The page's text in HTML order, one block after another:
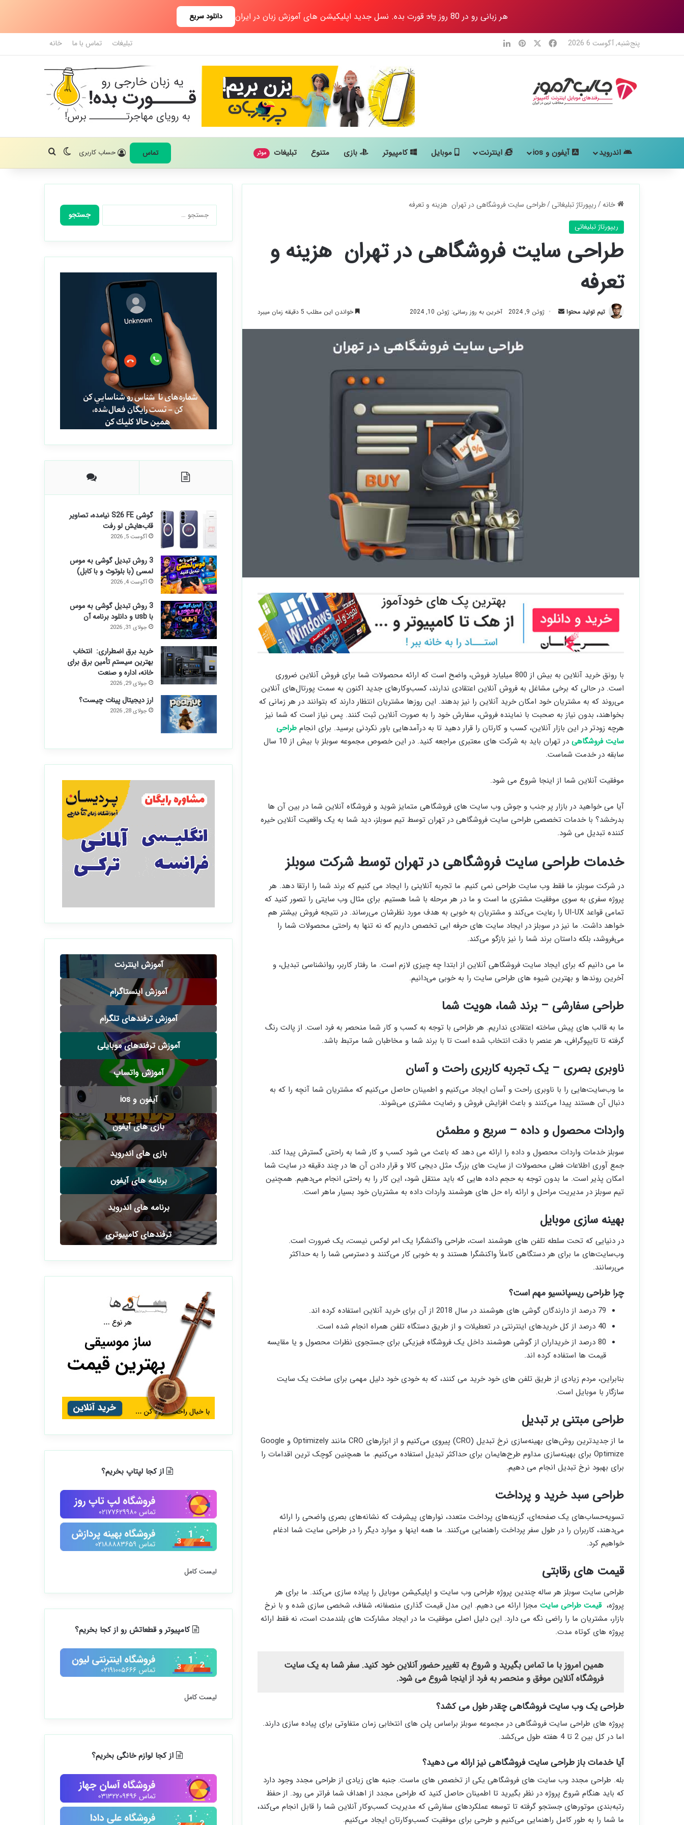
هر زبانی رو در 80 روز یادقورت بده. نسل جدید اپلیکیشن های آموزش زبان در ایران دانلود سریع
پنج‌شنبه, آگوست 6 2026 فیس بوک‫پین‌ترست
لینکدین تبلیغات تماس با ما خانه
اندروید آیفون و ios اینترنت موبایل کامپیوتر بازی متنوع تبلیغات موثر تماس حساب کاربری تغییر پوسته
جستجو برای
خانه/ریپورتاژ تبلیغاتی/طراحی سایت فروشگاهی در تهران ️ هزینه و تعرفه
ریپورتاژ تبلیغاتی
طراحی سایت فروشگاهی در تهران ️ هزینه و
تعرفه
تیم تولید محتوا
ارسال ژوئن 9, 2024 آخرین به روز رسانی: ژوئن 10, 2024 خواندن این مطلب 5 دقیقه زمان میبرد
با رونق خرید آنلاین به بیش از 800 میلیارد فروش، واضح است که ارائه محصولات شما برای فروش آنلاین ضروری
است. در حالی که برخی مشاغل به فروش آنلاین اعتقادی ندارند، کسب‌وکارهای جدید اکنون به سمت پورتال‌های آنلاین
می‌روند که به مشتریان خود امکان خرید آنلاین را نیز بدهند. این روزها مشتریان انتظار دارند که بتوانند در هر زمانی که
بخواهند، بدون نیاز به صحبت با نماینده فروش، سفارش خود را به صورت آنلاین ثبت کنند. پس نیاز است که شما نیز
هرچه زودتر در این بازار آنلاین، کسب و کارتان را قرار دهید تا به درآمدهایی باور نکردنی برسید. برای انجام طراحی
سایت فروشگاهی
در تهران باید به شرکت های معتبری مراجعه کنید. در این خصوص مجموعه سوبلز با بیش از 10 سال
سابقه در خدمت شماست.
موفقیت آنلاین شما از اینجا شروع می شود.
آیا می خواهید در بازار پر جنب و جوش وب سایت های فروشگاهی متمایز شوید و فروشگاه آنلاین شما در بین آن ها
بدرخشد؟ با خدمات تخصصی طراحی سایت فروشگاهی در تهران توسط تیم سوبلز، دید شما به یک واقعیت آنلاین خیره
کننده تبدیل می شود.
خدمات طراحی سایت فروشگاهی در تهران توسط شرکت سوبلز
در شرکت سوبلز، ما فقط وب سایت طراحی نمی کنیم. ما تجربه آنلاینی را ایجاد می کنیم که برند شما را ارتقا دهد. هر
پروژه سفری به سوی موفقیت مشتری ما است و ما در هر مرحله با شما هستیم. برای مثال وب سایتی را تصور کنید که
تمامی قواعد UI-UX را رعایت می‌کند و مشتریان به خوبی به هدف مورد نظرشان می‌رساند. در نتیجه فروش بیشتر هم
خواهد داشت. ما نیز در سوبلز در ایجاد سایت های حرفه ایی تخصص داریم که نه تنها به راحتی محصولات شما را
می‌فروشد، بلکه داستان برند شما را نیز بازگو می‌کند.
ما می دانیم که برای ایجاد سایت فروشگاهی آنلاین از ابتدا چه چیزی لازم است. ما رفتار کاربر، روانشناسی تبدیل، و
آخرین روندها و بهترین شیوه های طراحی سایت را به خوبی می‌دانیم.
طراحی سفارشی – برند شما، هویت شما
ما به قالب های پیش ساخته اعتقادی نداریم. هر طراحی با توجه به کسب و کار شما منحصر به فرد است. از پالت رنگ
گرفته تا تایپوگرافی، هر عنصر با دقت انتخاب شده است تا با برند شما و مخاطبان شما مرتبط باشد.
ناوبری بصری – یک تجربه کاربری راحت و آسان
ما وب‌سایت‌هایی را با ناوبری راحت و آسان ایجاد می‌کنیم و اطمینان حاصل می‌کنیم که مشتریان شما آنچه را که به
دنبال آن هستند پیدا می‌کنند و باعث افزایش فروش و رضایت مشتری می‌شوند.
واردات محصول و داده – سریع و مطمئن
سوبلز خدمات واردات محصول و داده را ارائه می دهد که باعث می شود کسب و کار شما به راحتی گسترش پیدا کند.
جمع آوری اطلاعات فعلی محصولات از سایت های بزرگ مثل دیجی کالا و قرار دادن آن ها در چند دقیقه در سایت شما
امکان پذیر است. ما بدون توجه به حجم داده هایی که باید منتقل شود، این کار را به راحتی انجام می‌دهیم. همچنین
تیم سوبلز در مدیریت مراحل و ارائه راه حل های هوشمند واردات داده به مشتریان خود بسیار ماهر است.
بهینه سازی موبایل
در دنیایی که تحت سلطه تلفن های هوشمند است، طراحی واکنشگرا یک امر لوکس نیست، یک ضرورت است.
وب‌سایت‌های ما برای هر دستگاهی کاملاً واکنشگرا هستند و به خوبی کار می‌کنند و دسترسی شما را به حداکثر
می‌رسانند.
چرا طراحی ریسپانسیو مهم است؟
79 درصد از دارندگان گوشی های هوشمند در سال 2018 از آن برای خرید آنلاین استفاده کرده اند.
40 درصد از کل خریدهای اینترنتی در تعطیلات و از طریق دستگاه تلفن همراه انجام شده است.
80 درصد از خریداران از گوشی هوشمند داخل یک فروشگاه فیزیکی برای جستجوی نظرات محصول و یا مقایسه
قیمت ها استفاده کرده اند.
بنابراین، مردم زیادی از طریق تلفن های خود خرید می کنند، که به خودی خود دلیل مهمی برای ساخت یک سایت
سازگار با موبایل است.
طراحی مبتنی بر تبدیل
ما از جدیدترین روش‌های بهینه‌سازی نرخ تبدیل (CRO) پیروی می‌کنیم و از ابزارهای CRO مانند Optimizely و Google
Optimize برای بهینه‌سازی مداوم طرح‌هایمان برای حداکثر تبدیل استفاده می‌کنیم. ما همچنین کوچک ترین اقدامات را
برای بهبود نرخ تبدیل انجام می دهیم.
طراحی سبد خرید و پرداخت
تسویه‌حساب‌های یک صفحه‌ای، گزینه‌های پرداخت متعدد، نوارهای پیشرفت که نشانه‌های بصری واضحی را ارائه
می‌دهند، کاربران را در طول سفر پرداخت راهنمایی می‌کنند. ما همه اینها و موارد دیگر را در طراحی سایت شما ادغام
خواهیم کرد.
قیمت های رقابتی
طراحی سایت سوبلز هر ساله چندین پروژه طراحی وب سایت و اپلیکیشن موبایل را پیاده سازی می‌کند. ما برای هر
پروژه،قیمت طراحی سایت مجزا ارائه می دهیم. این مدل قیمت گذاری منصفانه، شفاف، شخصی سازی شده و با نرخ
بازار، مشتریان ما را راضی نگه می دارد. این دلیل اصلی موفقیت ما در ایجاد مشارکت های بلندمدت است، نه فقط ارائه
پروژه های کوتاه مدت.
همین امروز با ما تماس بگیرید و شروع به تغییر حضور آنلاین خود کنید. سفر شما به یک سایت
فروشگاه آنلاین موفق و منحصر به فرد از اینجا شروع می شود.
طراحی یک وب سایت فروشگاهی چقدر طول می کشد؟
پروژه های طراحی سایت فروشگاهی در مجموعه سوبلز براساس پلن های انتخابی زمان متفاوتی برای پیاده سازی دارند.
اما در کل بین 2 تا 4 هفته طول می‌کشد.
آیا خدمات باز طراحی سایت فروشگاهی نیز ارائه می دهید؟
بله. طراحی مجدد وب سایت های فروشگاهی یکی از تخصص های ماست. جنبه های زیادی از طراحی مجدد وجود دارد
که باید هنگام شروع پروژه در نظر بگیرید تا اطمینان حاصل کنید که طراحی مجدد از اهداف شما فراتر می رود. از حفظ
رتبه‌بندی موتورهای جستجو گرفته تا توسعه عملکردهای سفارشی که مدیریت کسب‌وکار آنلاین شما را قابل انجام می‌کند،
ما شما را به طور کامل راهنمایی می‌کنیم و طرحی برای موفقیت کسب‌وکارتان ایجاد می‌کنیم.
جستجو
برای:
گوشی S26 FE نیامده، تصاویر
قاب‌هایش لو رفت
آگوست 5, 2026
3 روش تبدیل گوشی به موس
لمسی (با بلوتوث و با کابل)
آگوست 4, 2026
3 روش تبدیل گوشی به موس
با usb و دانلود برنامه آن
جولای 31, 2026
خرید برق اضطراری: انتخاب
بهترین سیستم تأمین برق برای
خانه، اداره و صنعت
جولای 29, 2026
ارز دیجیتال پینات چیست؟
جولای 28, 2026
آموزش اینترنت
آموزش اینستاگرام
آموزش ترفندهای تلگرام
آموزش ترفندهای موبایلی
آموزش واتساپ
آیفون و ios
بازی های آیفون
بازی های اندروید
برنامه های آیفون
برنامه های اندروید
ترفندهای کامپیوتری
از کجا لپتاپ بخریم؟
لیست کامل
کامپیوتر و قطعاتش رو از کجا بخریم؟
لیست کامل
از کجا لوازم خانگی بخریم؟